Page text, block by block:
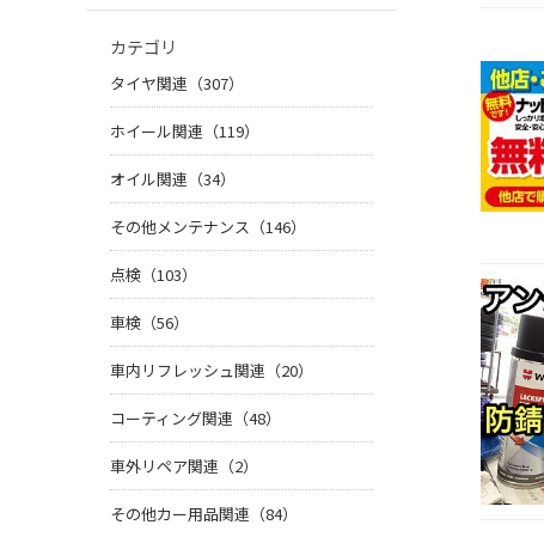
カテゴリ
タイヤ関連（307）
ホイール関連（119）
オイル関連（34）
その他メンテナンス（146）
点検（103）
車検（56）
車内リフレッシュ関連（20）
コーティング関連（48）
車外リペア関連（2）
その他カー用品関連（84）